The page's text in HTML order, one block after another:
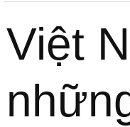
Việt